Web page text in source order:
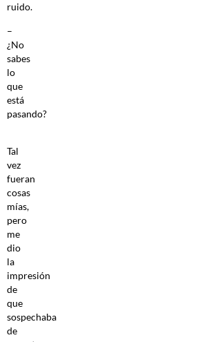
ruido.
–
¿No
sabes
lo
que
está
pasando?
Tal
vez
fueran
cosas
mías,
pero
me
dio
la
impresión
de
que
sospechaba
de